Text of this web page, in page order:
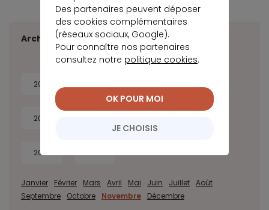
Archives
2026
2022
2018
Janvier Février Mars Avril Mai Juin Juillet Août
Septembre
Octobre Novembre Décembre
Des partenaires peuvent déposer
des cookies complémentaires
(réseaux sociaux, Google).
Pour connaître nos partenaires
consultez notre politique cookies.
JE CHOISIS
OK POUR MOI